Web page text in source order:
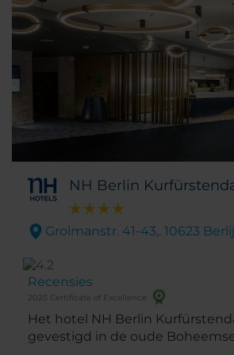
NH Berlin
Grolmanstr. 41-43,. 10623
Recensies
2025 Certificate of Excellence
Het hotel NH Berlin
gevestigd in de oude